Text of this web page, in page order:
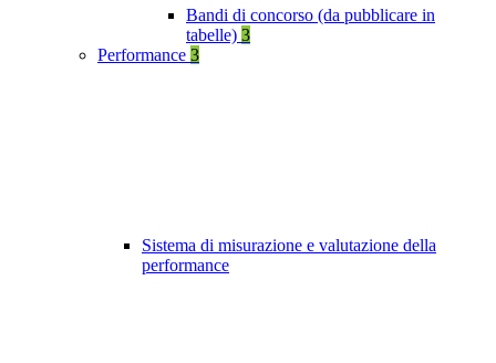
Bandi di concorso (da pubblicare in
tabelle) 3
Performance 3
Sistema di misurazione e valutazione della
performance